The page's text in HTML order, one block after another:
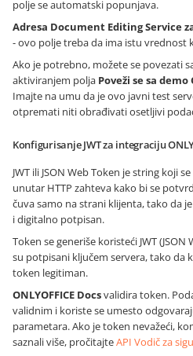
polje se automatski popunjava.
Adresa Document Editing Service
- ovo polje treba da ima istu vrednost
Ako je potrebno, možete se povezati
aktiviranjem polja Poveži se sa demo
Imajte na umu da je ovo javni test
otpremati niti obrađivati osetljivi
Konfigurisanje JWT za integraciju
JWT ili JSON Web Token je string koji
unutar HTTP zahteva kako bi se
čuva samo na strani klijenta, tako da
i digitalno potpisan.
Token se generiše koristeći JWT
su potpisani ključem servera, tako da
token legitiman.
ONLYOFFICE Docsvalidira token.
validnim i koriste se umesto
parametara. Ako je token nevažeći,
saznali više, pročitajteAPI Vodič za